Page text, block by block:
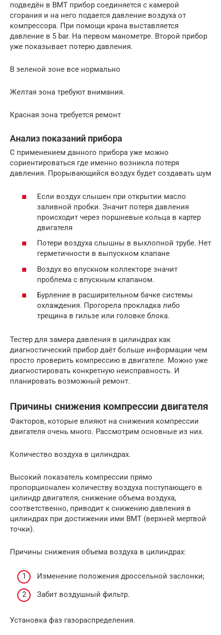
подведён в ВМТ прибор соединяется с камерой
сгорания и на него подается давление воздуха от
компрессора. При помощи крана выставляется
давление в 5 bar. На первом манометре. Второй прибор
уже показывает потерю давления.
В зеленой зоне все нормально
Желтая зона требуют внимания.
Красная зона требуется ремонт
Анализ показаний прибора
С применением данного прибора уже можно
сориентироваться где именно возникла потеря
давления. Прорывающийся воздух будет создавать шум
Если воздух слышен при открытии масло
заливной пробки. Значит потеря давления
происходит через поршневые кольца в картер
двигателя
Потери воздуха слышны в выхлопной трубе. Нет
герметичности в выпускном клапане
Воздух во впускном коллекторе значит
проблема с впускным клапаном.
Бурление в расширительном бачке системы
охлаждения. Прогорела прокладка либо
трещина в гильзе или головке блока.
Тестер для замера давления в цилиндрах как
диагностический прибор даёт больше информации чем
просто проверить компрессию в двигателе. Можно уже
диагностировать конкретную неисправность. И
планировать возможный ремонт.
Причины снижения компрессии двигателя
Факторов, которые влияют на снижения компрессии
двигателя очень много. Рассмотрим основные из них.
Количество воздуха в цилиндрах.
Высокий показатель компрессии прямо
пропорционален количеству воздуха поступающего в
цилиндр двигателя, снижение объема воздуха,
соответственно, приводит к снижению давления в
цилиндрах при достижении ими ВМТ (верхней мертвой
точки).
Причины снижения объема воздуха в цилиндрах:
Изменение положения дроссельной заслонки;
Забит воздушный фильтр.
Установка фаз газораспределения.